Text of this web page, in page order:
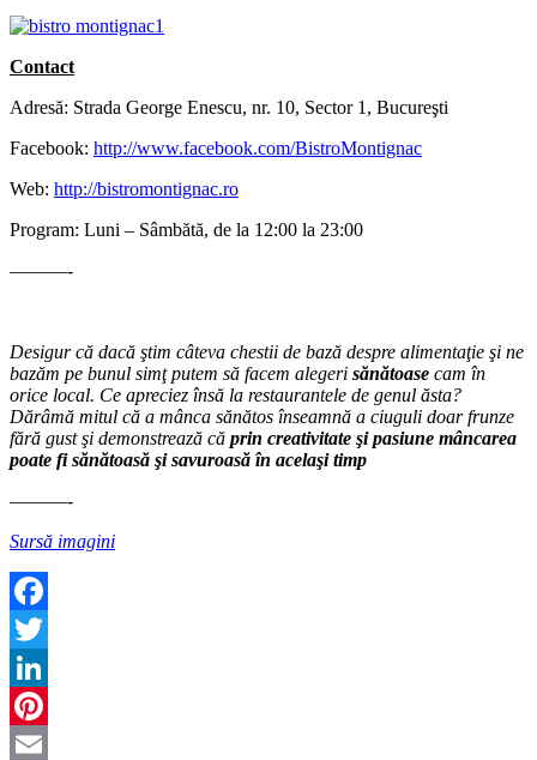
Contact
Adresă: Strada George Enescu, nr. 10, Sector 1, Bucureşti
Facebook: http://www.facebook.com/BistroMontignac
Web: http://bistromontignac.ro
Program: Luni – Sâmbătă, de la 12:00 la 23:00
———-
Desigur că dacă ştim câteva chestii de bază despre alimentaţie şi ne
bazăm pe bunul simţ putem să facem alegeri sănătoase cam în
orice local. Ce apreciez însă la restaurantele de genul ăsta?
Dărâmă mitul că a mânca sănătos înseamnă a ciuguli doar frunze
fără gust şi demonstrează că prin creativitate şi pasiune mâncarea
poate fi sănătoasă şi savuroasă în acelaşi timp
———-
Sursă imagini
Facebook
Twitter
LinkedIn
Pinterest